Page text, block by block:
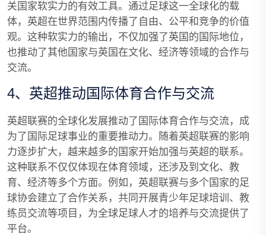
关国家软实力的有效工具。通过足球这一全球化的载
体，英超在世界范围内传播了自由、公平和竞争的价值
观。这种软实力的输出，不仅加强了英国的国际地位，
也推动了其他国家与英国在文化、经济等领域的合作与
交流。
4、英超推动国际体育合作与交流
英超联赛的全球化发展推动了国际体育合作与交流，成
为了国际足球事业的重要推动力。随着英超联赛的影响
力逐步扩大，越来越多的国家开始加强与英超的联系。
这种联系不仅仅体现在体育领域，还涉及到文化、教
育、经济等多个方面。例如，英超联赛与多个国家的足
球协会建立了合作关系，共同开展青少年足球培训、教
练员交流等项目，为全球足球人才的培养与交流提供了
平台。